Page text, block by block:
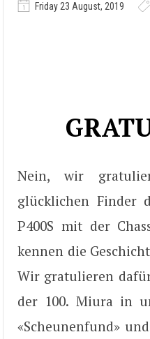
Friday 23 August, 2019
Nein, wir
glücklichen Finder
P400S mit der
kennen die
Wir gratulieren
der 100. Miura in
«Scheunenfund»